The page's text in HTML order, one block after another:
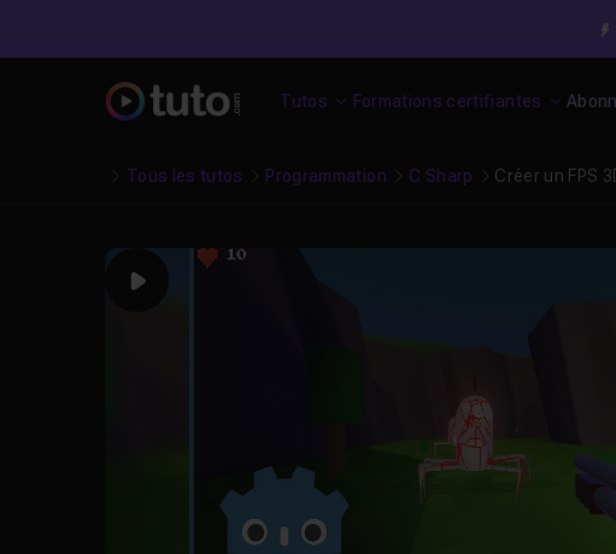
Tutos Formations certifiantes
Tous les tutos Programmation C Sharp Créer un FPS
Play